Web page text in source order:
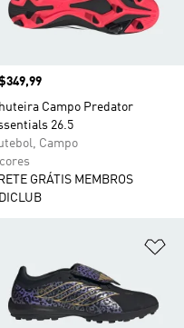
Campo Predator
26.5
Campo
GRÁTIS MEMBROS